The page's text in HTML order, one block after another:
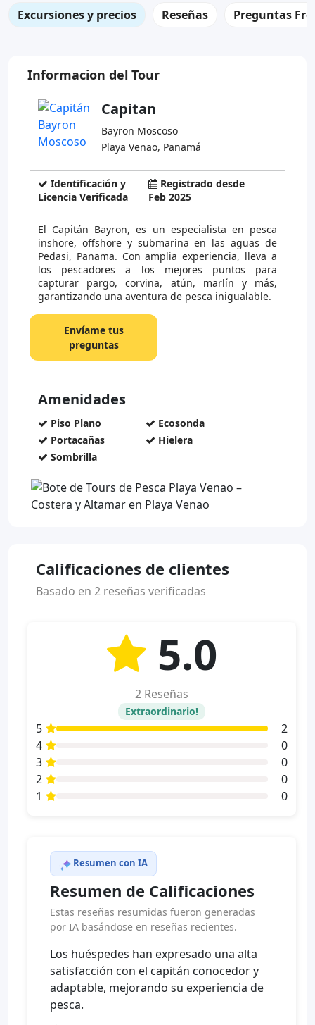
Excursiones y precios Reseñas Preguntas
Informacion del Tour
Capitan
Bayron Moscoso
Playa Venao, Panamá
Identificación y
Licencia Verificada
Registrado desde
Feb 2025
El Capitán Bayron, es un especialista en pesca
inshore, offshore y submarina en las aguas de
Pedasi, Panama. Con amplia experiencia, lleva a
los pescadores a los mejores puntos para
capturar pargo, corvina, atún, marlín y más,
garantizando una aventura de pesca inigualable.
Envíame tus
preguntas
Amenidades
Piso Plano
Ecosonda
Portacañas
Hielera
Sombrilla
Calificaciones de clientes
Basado en 2 reseñas verificadas
5.0
2 Reseñas
Extraordinario!
5
2
4
0
3
0
2
0
1
0
Resumen con IA
Resumen de Calificaciones
Estas reseñas resumidas fueron generadas
por IA basándose en reseñas recientes.
Los huéspedes han expresado una alta
satisfacción con el capitán conocedor y
adaptable, mejorando su experiencia de
pesca.